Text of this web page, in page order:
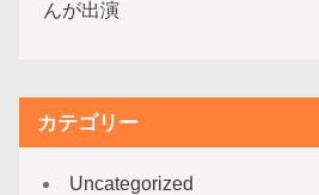
んが出演
カテゴリー
Uncategorized